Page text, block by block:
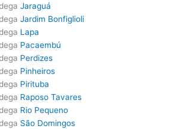
Jaraguá
Jardim Bonfiglioli
Lapa
Pacaembú
Perdizes
Pinheiros
Pirituba
Raposo Tavares
Rio Pequeno
São Domingos